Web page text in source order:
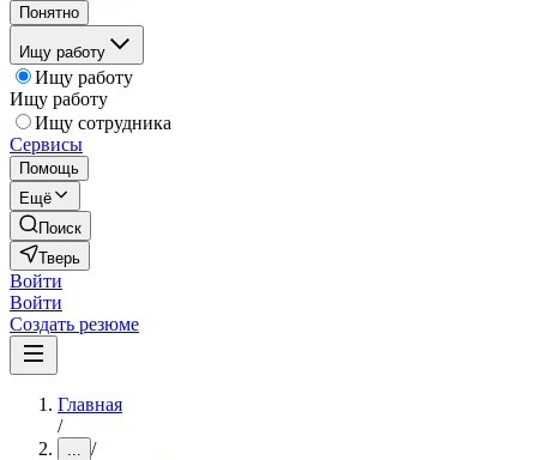
Понятно
Ищу работу
Ищу работу
Ищу работу
Ищу сотрудника
Сервисы
Помощь
Ещё
Поиск
Тверь
Войти
Войти
Создать резюме
Главная
/
... /